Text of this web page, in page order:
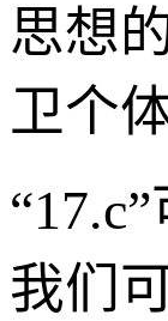
思想
卫个
我们